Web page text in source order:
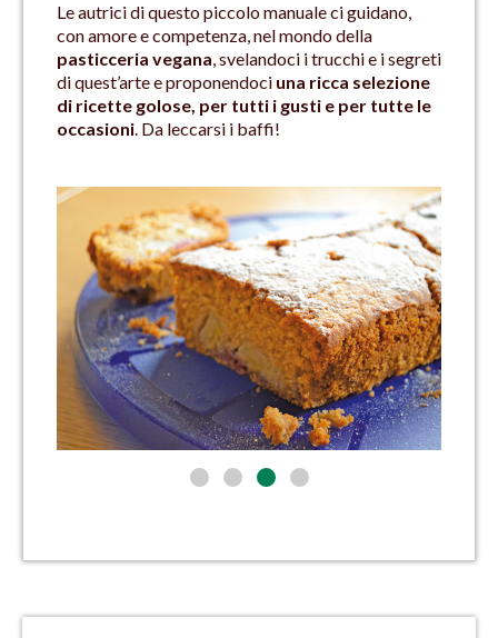
Le autrici di questo piccolo manuale ci guidano,
con amore e competenza, nel mondo della
pasticceria vegana, svelandoci i trucchi e i segreti
di quest’arte e proponendoci una ricca selezione
di ricette golose, per tutti i gusti e per tutte le
occasioni. Da leccarsi i baffi!